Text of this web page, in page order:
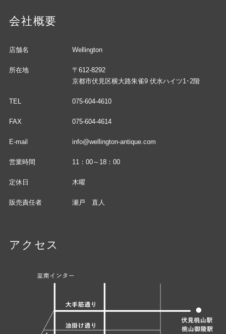
会社概要
店舗名 Wellington
所在地
〒612-8292
京都市伏見区横大路朱雀9 伏水ハイツ1･2階
TEL 075-604-4610
FAX 075-604-4614
E-mail info@wellington-antique.com
営業時間 11：00～18：00
定休日 木曜
販売責任者 瀬戸 直人
アクセス